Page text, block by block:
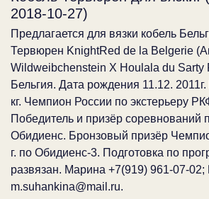
2018-10-27)
Предлагается для вязки кобель
Тервюрен KnightRed de la Belgerie
Wildweibchenstein X Houlala du Sarty
Бельгия. Дата рождения 11.12.
кг. Чемпион России по экстерьеру
Победитель и призёр соревнований
Обидиенс. Бронзовый призёр
г. по Обидиенс-3. Подготовка по
развязан. Марина +7(919) 961-07-02;
m.suhankina@mail.ru.